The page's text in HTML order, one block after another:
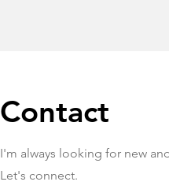
Contact
I'm always looking for new
Let's connect.